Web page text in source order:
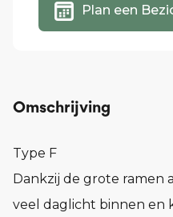
Plan een
Omschrijving
Type F
Dankzij de grote ramen
veel daglicht binnen en